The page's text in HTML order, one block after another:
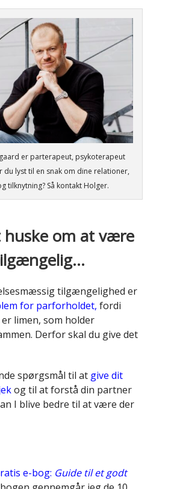
er parterapeut, psykoterapeut
du lyst til en snak om dine relationer,
tilknytning? Så kontakt Holger.
om at være
tilgængelighed er
for parforholdet, fordi
limen, som holder
Derfor skal du give det
spørgsmål til at give dit
og til at forstå din partner
I blive bedre til at være der
e-bog: Guide til et godt